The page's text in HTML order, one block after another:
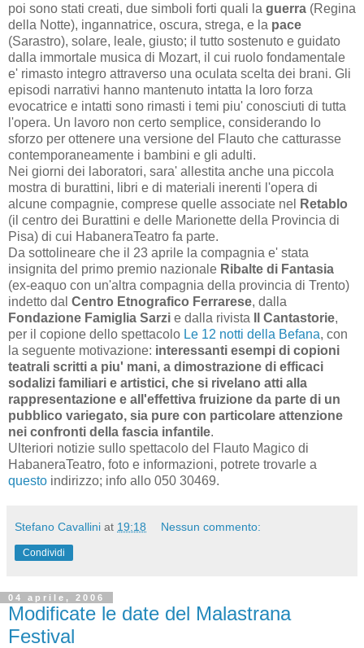
poi sono stati creati, due simboli forti quali la guerra (Regina
della Notte), ingannatrice, oscura, strega, e la pace
(Sarastro), solare, leale, giusto; il tutto sostenuto e guidato
dalla immortale musica di Mozart, il cui ruolo fondamentale
e' rimasto integro attraverso una oculata scelta dei brani. Gli
episodi narrativi hanno mantenuto intatta la loro forza
evocatrice e intatti sono rimasti i temi piu' conosciuti di tutta
l'opera. Un lavoro non certo semplice, considerando lo
sforzo per ottenere una versione del Flauto che catturasse
contemporaneamente i bambini e gli adulti.
Nei giorni dei laboratori, sara' allestita anche una piccola
mostra di burattini, libri e di materiali inerenti l'opera di
alcune compagnie, comprese quelle associate nel
Retablo
(il centro dei Burattini e delle Marionette della Provincia di
Pisa) di cui HabaneraTeatro fa parte.
Da sottolineare che il 23 aprile la compagnia e' stata
insignita del primo premio nazionale Ribalte di Fantasia
(ex-eaquo con un'altra compagnia della provincia di Trento)
indetto dal Centro Etnografico Ferrarese, dalla
Fondazione Famiglia Sarzi e dalla rivista Il Cantastorie,
per il copione dello spettacolo Le 12 notti della Befana, con
la seguente motivazione: interessanti esempi di copioni
teatrali scritti a piu' mani, a dimostrazione di efficaci
sodalizi familiari e artistici, che si rivelano atti alla
rappresentazione e all'effettiva fruizione da parte di un
pubblico variegato, sia pure con particolare attenzione
nei confronti della fascia infantile.
Ulteriori notizie sullo spettacolo del Flauto Magico di
HabaneraTeatro, foto e informazioni, potrete trovarle a
questo indirizzo; info allo 050 30469.
Stefano Cavallini at 19:18 Nessun commento:
Condividi
04 aprile, 2006
Modificate le date del Malastrana
Festival